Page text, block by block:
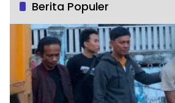
Berita Populer